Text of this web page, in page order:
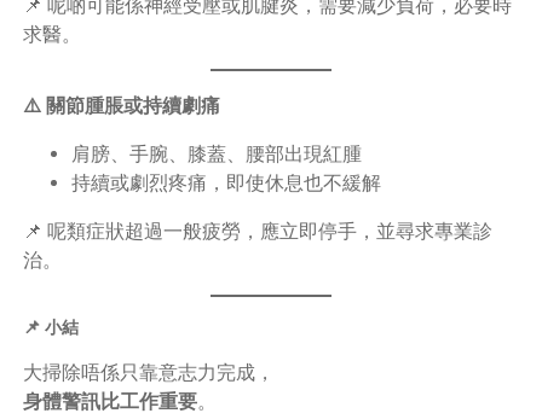
📌 呢啲可能係神經受壓或肌腱炎，需要減少負荷，必要時
求醫。
⚠️ 關節腫脹或持續劇痛
肩膀、手腕、膝蓋、腰部出現紅腫
持續或劇烈疼痛，即使休息也不緩解
📌 呢類症狀超過一般疲勞，應立即停手，並尋求專業診
治。
📌 小結
大掃除唔係只靠意志力完成，
身體警訊比工作重要。